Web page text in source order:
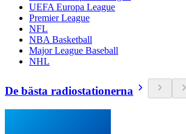
UEFA Europa League
Premier League
NFL
NBA Basketball
Major League Baseball
NHL
De bästa radiostationerna